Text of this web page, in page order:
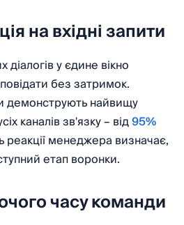
на вхідні запити
у єдине вікно
без затримок.
демонструють найвищу
каналів зв'язку – від95%
реакції менеджера визначає,
етап воронки.
часу команди